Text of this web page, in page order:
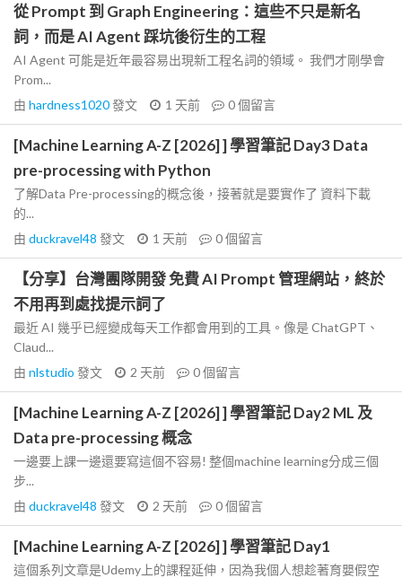
從 Prompt 到 Graph Engineering：這些不只是新名
詞，而是 AI Agent 踩坑後衍生的工程
AI Agent 可能是近年最容易出現新工程名詞的領域。 我們才剛學會
Prom...
由 hardness1020發文 1 天前 0個留言
[Machine Learning A-Z [2026] ] 學習筆記 Day3 Data
pre-processing with Python
了解Data Pre-processing的概念後，接著就是要實作了 資料下載
的...
由 duckravel48 發文 1 天前 0個留言
【分享】台灣團隊開發 免費 AI Prompt 管理網站，終於
不用再到處找提示詞了
最近 AI 幾乎已經變成每天工作都會用到的工具。像是 ChatGPT、
Claud...
由 nlstudio 發文 2 天前 0個留言
[Machine Learning A-Z [2026] ] 學習筆記 Day2 ML 及
Data pre-processing 概念
一邊要上課一邊還要寫這個不容易! 整個machine learning分成三個
步...
由 duckravel48 發文 2 天前 0個留言
[Machine Learning A-Z [2026] ] 學習筆記 Day1
這個系列文章是Udemy上的課程延伸，因為我個人想趁著育嬰假空